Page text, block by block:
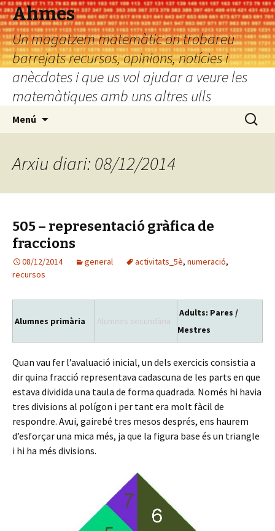
Ahmes
Un magatzem matemàtic on trobareu
barrejats recursos, opinions, notícies i
anècdotes i que us vol ajudar a veure les
matemàtiques amb uns altres ulls
Menú Cerca:
Arxiu diari: 08/12/2014
505 – representació gràfica de
fraccions
08/12/2014 general activitats_5è, numeració,
recursos
Alumnes primària Alumnes secundària
Adults: Pares /
Mestres
Quan vau fer l’avaluació inicial, un dels exercicis consistia a
dir quina fracció representava cadascuna de les parts en que
estava dividida una taula de forma quadrada. Només hi havia
tres divisions al polígon i per tant era molt fàcil de
respondre. Avui, gairebé tres mesos després, ens haurem
d’esforçar una mica més, ja que la figura base és un triangle
i hi ha més divisions.